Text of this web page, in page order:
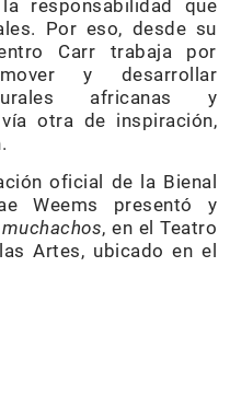
responsabilidad que
Por eso, desde su
Carr trabaja por
y desarrollar
africanas y
otra de inspiración,
oficial de la Bienal
Weems presentó y
, en el Teatro
Artes, ubicado en el